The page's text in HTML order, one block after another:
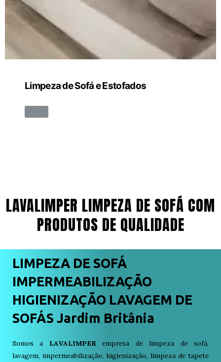
Limpeza de Sofá e Estofados
LAVALIMPER LIMPEZA DE SOFÁ COM
PRODUTOS DE QUALIDADE
LIMPEZA DE SOFÁ
IMPERMEABILIZAÇÃO
HIGIENIZAÇÃO LAVAGEM DE
SOFÁS Jardim Britânia
Somos a LAVALIMPERempresa de limpeza de sofá,
lavagem, impermeabilização, higienização, limpeza de tapete